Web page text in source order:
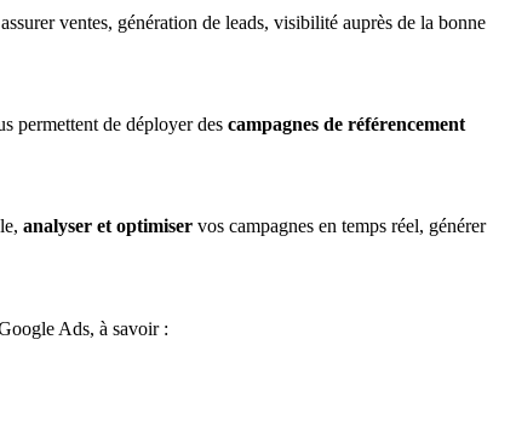
ventes, génération de leads, visibilité auprès de la bonne
permettent de déployer des campagnes de référencement
analyser et optimiser vos campagnes en temps réel, générer
Ads, à savoir :